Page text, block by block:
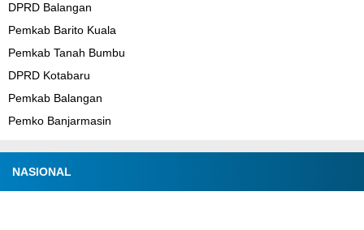
DPRD Balangan
Pemkab Barito Kuala
Pemkab Tanah Bumbu
DPRD Kotabaru
Pemkab Balangan
Pemko Banjarmasin
NASIONAL